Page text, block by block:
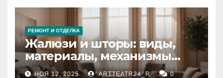
РЕМОНТ И ОТДЕЛКА
Жалюзи и шторы: виды,
материалы, механизмы
управления и уход
НОЯ 12, 2025 ARTTEATR24_R 0